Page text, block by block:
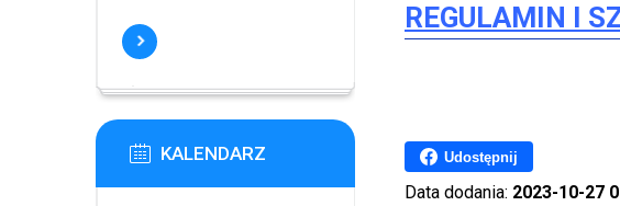
REGULAMIN I
Udostępnij
Data dodania: 2023-10-27
KALENDARZ